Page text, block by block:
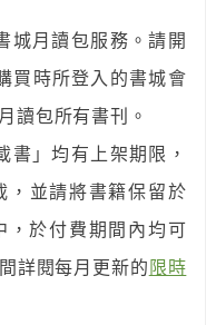
城月讀包服務。請開
買時所登入的書城會
讀包所有書刊。
書」均有上架期限，
，並請將書籍保留於
，於付費期間內均可
詳閱每月更新的 限時